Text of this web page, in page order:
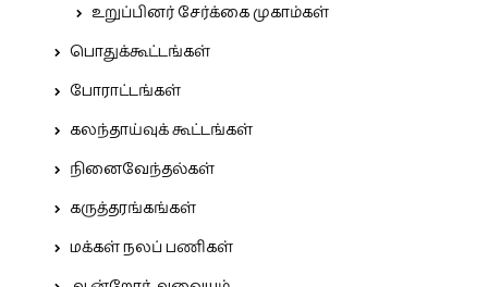
உறுப்பினர் சேர்க்கை முகாம்கள்
பொதுக்கூட்டங்கள்
போராட்டங்கள்
கலந்தாய்வுக் கூட்டங்கள்
நினைவேந்தல்கள்
கருத்தரங்கங்கள்
மக்கள் நலப் பணிகள்